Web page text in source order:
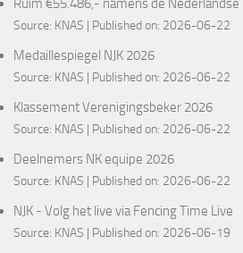
Ruim €55.486,- namens de Nederlandse
Source: KNAS Published on: 2026-06-22
Medaillespiegel NJK 2026
Source: KNAS Published on: 2026-06-22
Klassement Verenigingsbeker 2026
Source: KNAS Published on: 2026-06-22
Deelnemers NK equipe 2026
Source: KNAS Published on: 2026-06-22
NJK - Volg het live via Fencing Time Live
Source: KNAS Published on: 2026-06-19